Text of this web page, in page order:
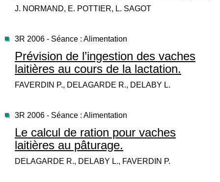
J. NORMAND, E. POTTIER, L. SAGOT
3R 2006 - Séance : Alimentation
Prévision de l’ingestion des vaches
laitières au cours de la lactation.
FAVERDIN P., DELAGARDE R., DELABY L.
3R 2006 - Séance : Alimentation
Le calcul de ration pour vaches
laitières au pâturage.
DELAGARDE R., DELABY L., FAVERDIN P.